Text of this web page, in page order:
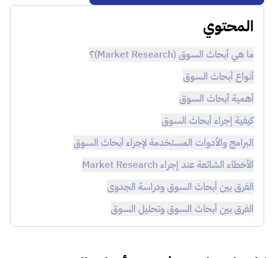
المحتوي
ما هي أبحاث السوق (Market Research)؟
أنواع أبحاث السوق
أهمية أبحاث السوق
كيفية إجراء أبحاث السوق
البرامج والأدوات المستخدمة لإجراء أبحاث السوق
الأخطاء الشائعة عند إجراء Market Research
الفرق بين أبحاث السوق ودراسة الجدوى
الفرق بين أبحاث السوق وتحليل السوق